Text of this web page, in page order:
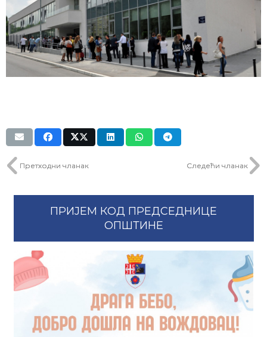
Претходни чланак Следећи чланак
ПРИЈЕМ КОД ПРЕДСЕДНИЦЕ
ОПШТИНЕ